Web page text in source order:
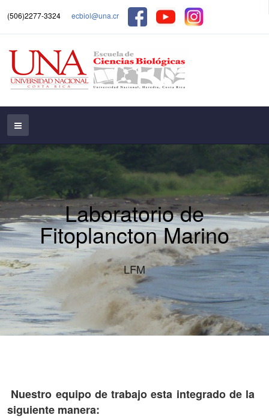
(506)2277-3324 ecbiol@una.cr
Laboratorio de
Fitoplancton Marino
LFM
Nuestro equipo de trabajo esta integrado de la
siguiente manera: